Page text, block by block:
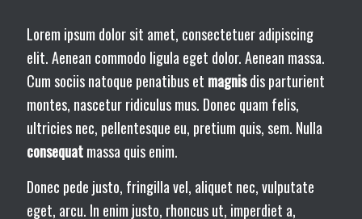
Lorem ipsum dolor sit amet, consectetuer adipiscing
elit. Aenean commodo ligula eget dolor. Aenean massa.
Cum sociis natoque penatibus et magnisdis parturient
montes, nascetur ridiculus mus. Donec quam felis,
ultricies nec, pellentesque eu, pretium quis, sem. Nulla
consequatmassa quis enim.
Donec pede justo, fringilla vel, aliquet nec, vulputate
eget, arcu. In enim justo, rhoncus ut, imperdiet a,